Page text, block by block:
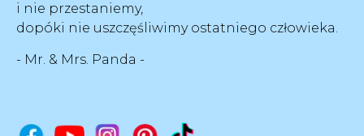
i nie przestaniemy,
dopóki nie uszczęśliwimy ostatniego człowieka.
- Mr. & Mrs. Panda -